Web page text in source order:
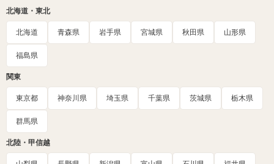
北海道・東北
北海道 青森県 岩手県 宮城県 秋田県 山形県
福島県
関東
東京都 神奈川県 埼玉県 千葉県 茨城県 栃木県
群馬県
北陸・甲信越